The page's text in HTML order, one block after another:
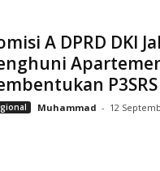
A DPRD DKI
P3SRS
Muhammad - 12